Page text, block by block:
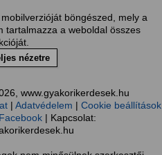
böngészed, mely a
tartalmazza a weboldal összes
nézetre
www.gyakorikerdesek.hu
| Adatvédelem | Cookie beállítások
Facebook | Kapcsolat: